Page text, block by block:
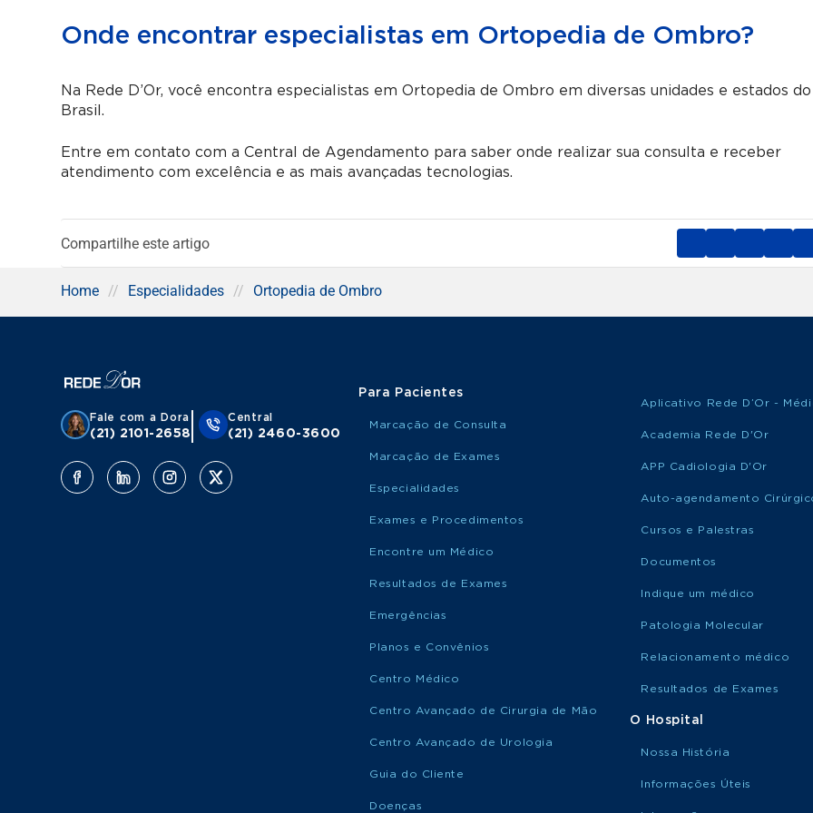
Onde encontrar especialistas em Ortopedia de Ombro?
Na Rede D’Or, você encontra especialistas em Ortopedia de Ombro em diversas unidades e estados do
Brasil.
Entre em contato com a Central de Agendamento para saber onde realizar sua consulta e receber
atendimento com excelência e as mais avançadas tecnologias.
Compartilhe este artigo
Home // Especialidades // Ortopedia de Ombro
Fale com a Dora
(21) 2101-2658
Central
(21) 2460-3600
Para Pacientes
Marcação de Consulta
Marcação de Exames
Especialidades
Exames e Procedimentos
Encontre um Médico
Resultados de Exames
Emergências
Planos e Convênios
Centro Médico
Centro Avançado de Cirurgia de Mão
Centro Avançado de Urologia
Guia do Cliente
Doenças
Aplicativo Rede D’Or -
Academia Rede D'Or
APP Cadiologia D'Or
Auto-agendamento
Cursos e Palestras
Documentos
Indique um médico
Patologia Molecular
Relacionamento médico
Resultados de Exames
O Hospital
Nossa História
Informações Úteis